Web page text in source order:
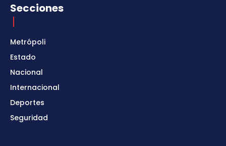
Secciones
Metrópoli
Estado
Nacional
Internacional
Deportes
Seguridad